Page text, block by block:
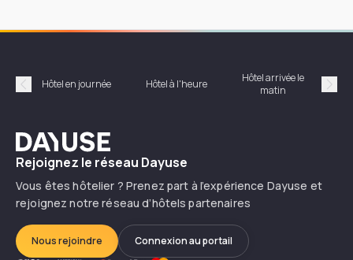
Précédent
Hôtel en journée Hôtel à l'heure
Hôtel arrivée le
matin
Dayuse
Rejoignez le réseau Dayuse
Vous êtes hôtelier ? Prenez part à l’expérience Dayuse et
rejoignez notre réseau d’hôtels partenaires
Nous rejoindre Connexion au portail